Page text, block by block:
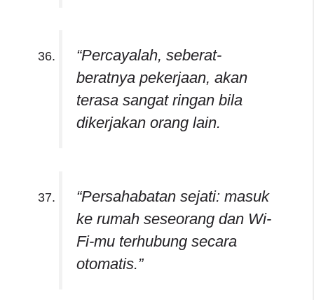
“Percayalah, seberat-
beratnya pekerjaan, akan
terasa sangat ringan bila
dikerjakan orang lain.
“Persahabatan sejati: masuk
ke rumah seseorang dan Wi-
Fi-mu terhubung secara
otomatis.”